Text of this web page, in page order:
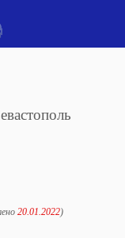
20.01.2022)